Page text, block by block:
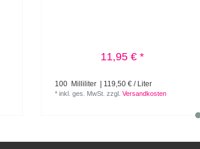
11,95 € *
100 Milliliter | 119,50 € / Liter
*inkl. ges. MwSt. zzgl.Versandkosten